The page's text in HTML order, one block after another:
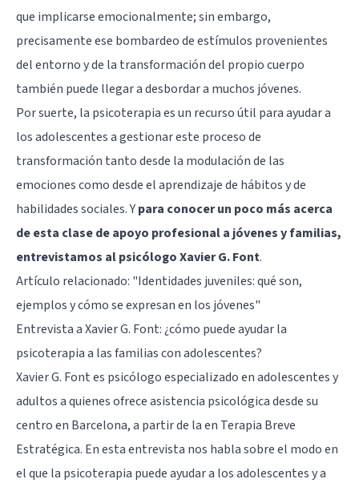
que implicarse emocionalmente; sin embargo,
precisamente ese bombardeo de estímulos provenientes
del entorno y de la transformación del propio cuerpo
también puede llegar a desbordar a muchos jóvenes.
Por suerte, la psicoterapia es un recurso útil para ayudar a
los adolescentes a gestionar este proceso de
transformación tanto desde la modulación de las
emociones como desde el aprendizaje de hábitos y de
habilidades sociales. Ypara conocer un poco más acerca
de esta clase de apoyo profesional a jóvenes y familias,
entrevistamos al psicólogo Xavier G. Font.
Artículo relacionado: "Identidades juveniles: qué son,
ejemplos y cómo se expresan en los jóvenes"
Entrevista a Xavier G. Font: ¿cómo puede ayudar la
psicoterapia a las familias con adolescentes?
Xavier G. Font es psicólogo especializado en adolescentes y
adultos a quienes ofrece asistencia psicológica desde su
centro en Barcelona, a partir de la en Terapia Breve
Estratégica. En esta entrevista nos habla sobre el modo en
el que la psicoterapia puede ayudar a los adolescentes y a